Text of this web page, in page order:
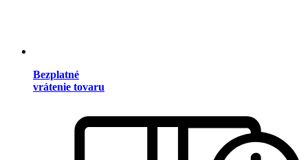
Bezplatné
vrátenie tovaru